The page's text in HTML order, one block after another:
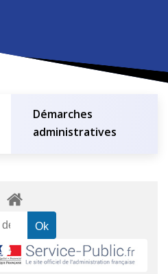
Démarches
administratives